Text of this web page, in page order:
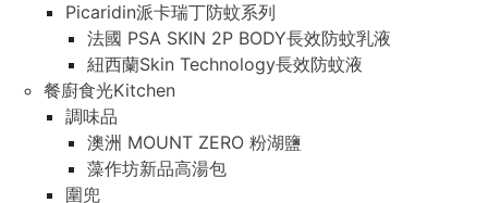
Picaridin派卡瑞丁防蚊系列
法國 PSA SKIN 2P BODY長效防蚊乳液
紐西蘭Skin Technology長效防蚊液
餐廚食光Kitchen
調味品
澳洲 MOUNT ZERO 粉湖鹽
藻作坊新品高湯包
圍兜